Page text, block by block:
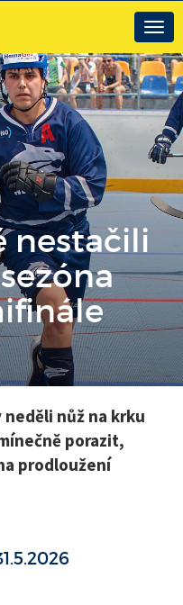
nestačili
nůž na krku
porazit,
prodloužení